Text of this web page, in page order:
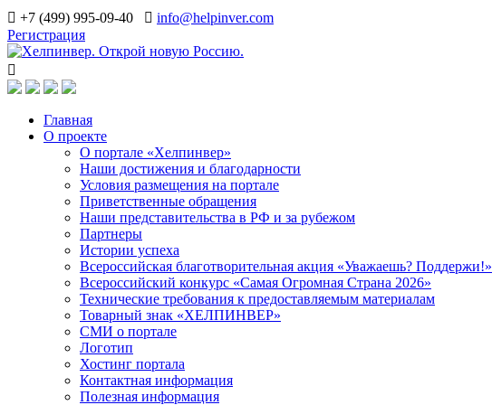
+7 (499) 995-09-40
info@helpinver.com
Регистрация
Главная
О проекте
О портале «Хелпинвер»
Наши достижения и благодарности
Условия размещения на портале
Приветственные обращения
Наши представительства в РФ и за рубежом
Партнеры
Истории успеха
Всероссийская благотворительная акция «Уважаешь? Поддержи!»
Всероссийский конкурс «Самая Огромная Страна 2026»
Технические требования к предоставляемым материалам
Товарный знак «ХЕЛПИНВЕР»
СМИ о портале
Логотип
Хостинг портала
Контактная информация
Полезная информация